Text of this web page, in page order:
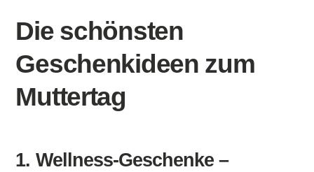
Die schönsten
Geschenkideen zum
Muttertag
1. Wellness-Geschenke –